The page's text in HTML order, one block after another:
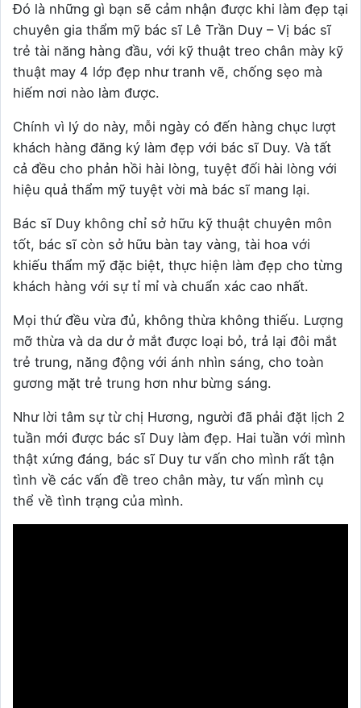
Đó là những gì bạn sẽ cảm nhận được khi làm đẹp tại
chuyên gia thẩm mỹ bác sĩ Lê Trần Duy – Vị bác sĩ
trẻ tài năng hàng đầu, với kỹ thuật treo chân mày kỹ
thuật may 4 lớp đẹp như tranh vẽ, chống sẹo mà
hiếm nơi nào làm được.
Chính vì lý do này, mỗi ngày có đến hàng chục lượt
khách hàng đăng ký làm đẹp với bác sĩ Duy. Và tất
cả đều cho phản hồi hài lòng, tuyệt đối hài lòng với
hiệu quả thẩm mỹ tuyệt vời mà bác sĩ mang lại.
Bác sĩ Duy không chỉ sở hữu kỹ thuật chuyên môn
tốt, bác sĩ còn sở hữu bàn tay vàng, tài hoa với
khiếu thẩm mỹ đặc biệt, thực hiện làm đẹp cho từng
khách hàng với sự tỉ mỉ và chuẩn xác cao nhất.
Mọi thứ đều vừa đủ, không thừa không thiếu. Lượng
mỡ thừa và da dư ở mắt được loại bỏ, trả lại đôi mắt
trẻ trung, năng động với ánh nhìn sáng, cho toàn
gương mặt trẻ trung hơn như bừng sáng.
Như lời tâm sự từ chị Hương, người đã phải đặt lịch 2
tuần mới được bác sĩ Duy làm đẹp. Hai tuần với mình
thật xứng đáng, bác sĩ Duy tư vấn cho mình rất tận
tình về các vấn đề treo chân mày, tư vấn mình cụ
thể về tình trạng của mình.